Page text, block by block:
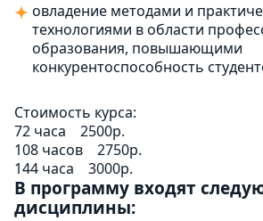
овладение методами и
технологиями в области
образования, повышающими
конкурентоспособность
Стоимость курса:
72 часа
2500р.
108 часов
2750р.
144 часа
3000р.
В программу входят
дисциплины: